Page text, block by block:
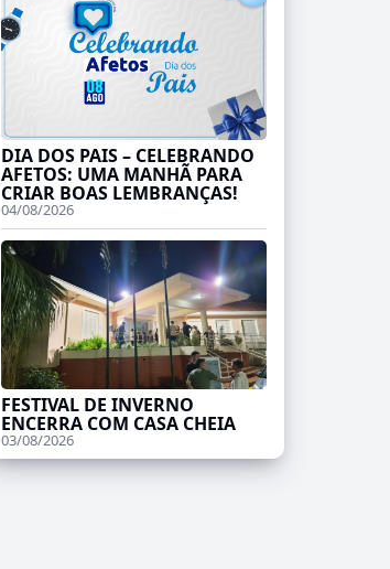
DIA DOS PAIS – CELEBRANDO
AFETOS: UMA MANHÃ PARA
CRIAR BOAS LEMBRANÇAS!
04/08/2026
FESTIVAL DE INVERNO
ENCERRA COM CASA CHEIA
03/08/2026